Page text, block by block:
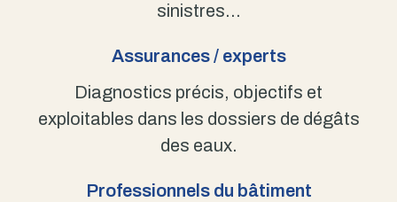
sinistres…
Assurances / experts
Diagnostics précis, objectifs et
exploitables dans les dossiers de dégâts
des eaux.
Professionnels du bâtiment